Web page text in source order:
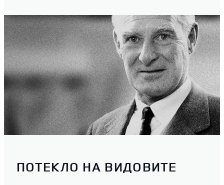
ПОТЕКЛО НА ВИДОВИТЕ